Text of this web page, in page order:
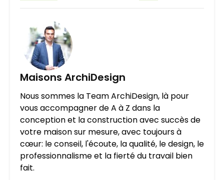
Maisons ArchiDesign
Nous sommes la Team ArchiDesign, là pour
vous accompagner de A à Z dans la
conception et la construction avec succès de
votre maison sur mesure, avec toujours à
cœur: le conseil, l'écoute, la qualité, le design, le
professionnalisme et la fierté du travail bien
fait.